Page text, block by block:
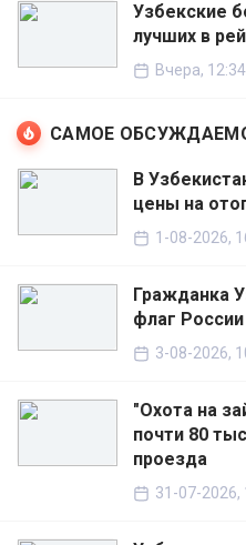
Узбекские
лучших в
Вчера, 12:34
САМОЕ
В
цены на
1-08-2026,
Гражданка
флаг
3-08-2026,
"Охота на
почти 80
проезда
31-07-2026,